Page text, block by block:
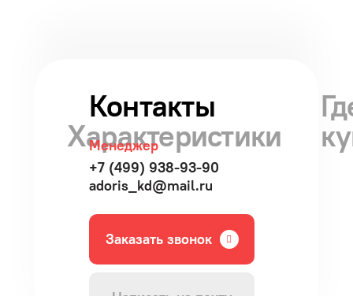
Характеристики
Контакты
Менеджер
+7 (499) 938-93-90
adoris_kd@mail.ru
Заказать звонок